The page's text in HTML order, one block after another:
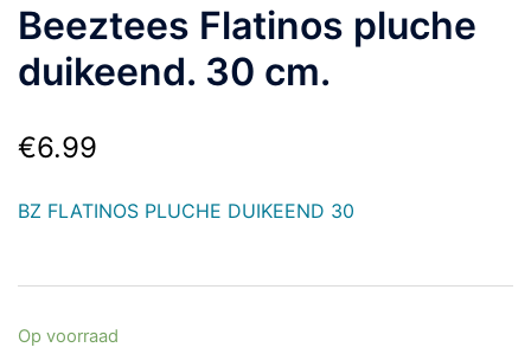
Beeztees Flatinos pluche
duikeend. 30 cm.
€6.99
BZ FLATINOS PLUCHE DUIKEEND 30
Op voorraad